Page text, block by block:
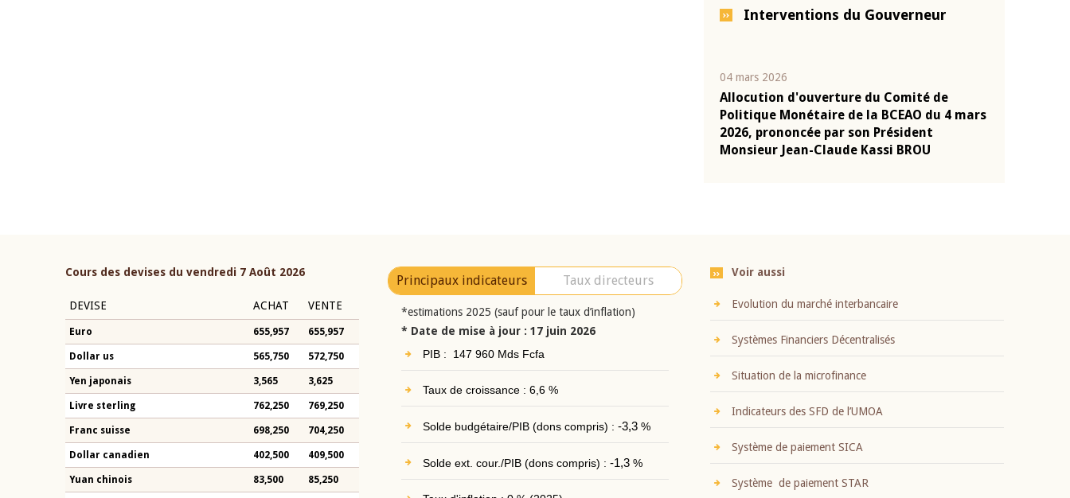
Interventions du Gouverneur
04 mars 2026
Allocution d'ouverture du Comité de
Politique Monétaire de la BCEAO du 4 mars
2026, prononcée par son Président
Monsieur Jean-Claude Kassi BROU
Cours des devises du vendredi 7 Août 2026
DEVISE ACHAT VENTE
Euro 655,957 655,957
Dollar us 565,750 572,750
Yen japonais 3,565 3,625
Livre sterling 762,250 769,250
Franc suisse 698,250 704,250
Dollar canadien 402,500 409,500
Yuan chinois 83,500 85,250
Principaux indicateurs Taux directeurs
*estimations 2025 (sauf pour le taux d’inflation)
* Date de mise à jour : 17 juin 2026
PIB : 147 960 Mds Fcfa
Taux de croissance : 6,6 %
Solde budgétaire/PIB (dons compris) : -3,3%
Solde ext. cour./PIB (dons compris) : -1,3%
Voir aussi
Evolution du marché interbancaire
Systèmes Financiers Décentralisés
Situation de la microfinance
Indicateurs des SFD de l’UMOA
Système de paiement SICA
Système de paiement STAR